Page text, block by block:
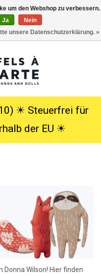
☀︎ Steuerfrei für
der EU ☀︎
Donna Wilson! Hier finden
um den Webshop zu verbessern.
Ja
Nein
unsere Datenschutzerklärung. »